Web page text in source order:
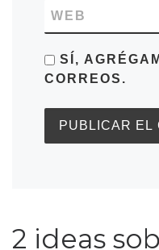
WEB
SÍ,
CORREOS.
2 ideas